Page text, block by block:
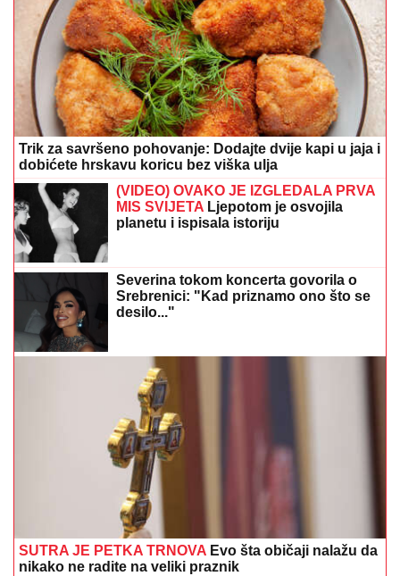
Trik za savršeno pohovanje: Dodajte dvije kapi u jaja i
dobićete hrskavu koricu bez viška ulja
(VIDEO) OVAKO JE IZGLEDALA PRVA
MIS SVIJETA Ljepotom je osvojila
planetu i ispisala istoriju
Severina tokom koncerta govorila o
Srebrenici: "Kad priznamo ono što se
desilo..."
SUTRA JE PETKA TRNOVA Evo šta običaji nalažu da
nikako ne radite na veliki praznik